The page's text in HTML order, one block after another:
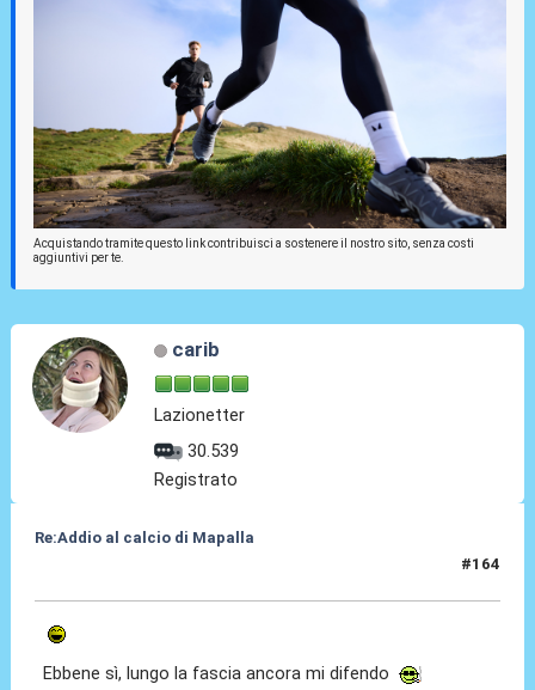
Acquistando tramite questo link contribuisci a sostenere il nostro sito, senza costi
aggiuntivi per te.
carib
Lazionetter
30.539
Registrato
Re:Addio al calcio di Mapalla
#164
Ebbene sì, lungo la fascia ancora mi difendo